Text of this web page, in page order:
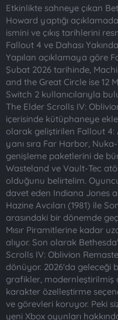
Etkinlikte sahneye çıkan
Howard yaptığı
ismini ve çıkış tarihlerini
Fallout 4 ve Dahası
Yapılan açıklamaya göre
Şubat 2026 tarihinde,
and the Great Circle ise 12
Switch 2 kullanıcılarıyla
The Elder Scrolls IV:
içerisinde kütüphaneye
olarak geliştirilen Fallout
yanı sıra Far Harbor,
genişleme paketlerini de
Wasteland ve Vault-Tec
olduğunu belirtelim.
davet eden Indiana Jones
Hazine Avcıları (1981) ile
arasındaki bir dönemde
Mısır Piramitlerine kadar
alıyor. Son olarak
Scrolls IV: Oblivion
dönüyor. 2026'da geleceği
grafikler, modernleştirilmiş
karakter özelleştirme
ve görevleri koruyor. Peki
yeni Xbox oyunları